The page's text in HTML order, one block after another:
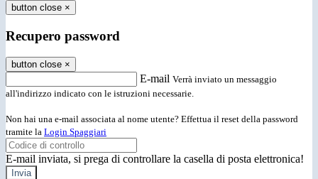
button close ×
Recupero password
button close ×
E-mail Verrà inviato un messaggio
all'indirizzo indicato con le istruzioni necessarie.
Non hai una e-mail associata al nome utente? Effettua il reset della password
tramite la Login Spaggiari
E-mail inviata, si prega di controllare la casella di posta elettronica!